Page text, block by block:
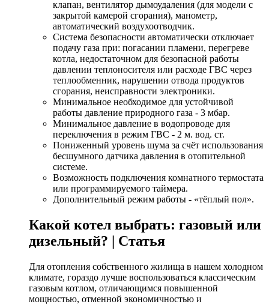
клапан, вентилятор дымоудаления (для модели с
закрытой камерой сгорания), манометр,
автоматический воздухоотводчик.
Система безопасности автоматически отключает
подачу газа при: погасании пламени, перегреве
котла, недостаточном для безопасной работы
давлении теплоносителя или расходе ГВС через
теплообменник, нарушении отвода продуктов
сгорания, неисправности электроники.
Минимальное необходимое для устойчивой
работы давление природного газа - 3 мбар.
Минимальное давление в водопроводе для
переключения в режим ГВС - 2 м. вод. ст.
Пониженный уровень шума за счёт использования
бесшумного датчика давления в отопительной
системе.
Возможность подключения комнатного термостата
или программируемого таймера.
Дополнительный режим работы - «тёплый пол».
Какой котел выбрать: газовый или
дизельный? | Статья
Для отопления собственного жилища в нашем холодном
климате, гораздо лучше воспользоваться классическим
газовым котлом, отличающимся повышенной
мощностью, отменной экономичностью и